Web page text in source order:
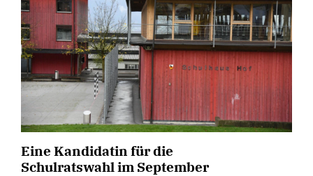
Eine Kandidatin für die
Schulratswahl im September